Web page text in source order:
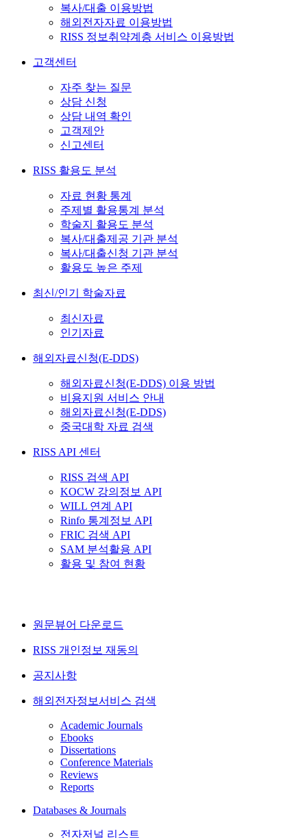
복사/대출 이용방법
해외전자자료 이용방법
RISS 정보취약계층 서비스 이용방법
고객센터
자주 찾는 질문
상담 신청
상담 내역 확인
고객제안
신고센터
RISS 활용도 분석
자료 현황 통계
주제별 활용통계 분석
학술지 활용도 분석
복사/대출제공 기관 분석
복사/대출신청 기관 분석
활용도 높은 주제
최신/인기 학술자료
최신자료
인기자료
해외자료신청(E-DDS)
해외자료신청(E-DDS) 이용 방법
비용지원 서비스 안내
해외자료신청(E-DDS)
중국대학 자료 검색
RISS API 센터
RISS 검색 API
KOCW 강의정보 API
WILL 연계 API
Rinfo 통계정보 API
FRIC 검색 API
SAM 분석활용 API
활용 및 참여 현황
원문뷰어 다운로드
RISS 개인정보 재동의
공지사항
해외전자정보서비스 검색
Academic Journals
Ebooks
Dissertations
Conference Materials
Reviews
Reports
Databases & Journals
전자저널 리스트